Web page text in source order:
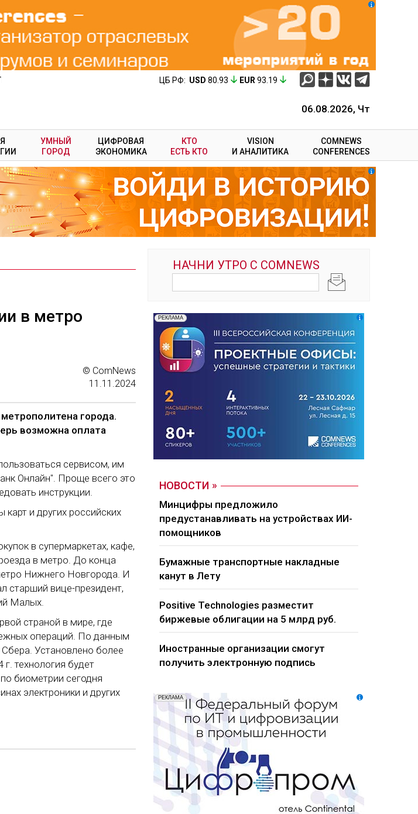
ЦБ РФ: USD 80.93 EUR 93.19
06.08.2026, Чт
УМНЫЙ
ГОРОД
ЦИФРОВАЯ
ЭКОНОМИКА
КТО
ЕСТЬ КТО
VISION
И АНАЛИТИКА
COMNEWS
CONFERENCES
в метро
© ComNews
11.11.2024
города.
возможна оплата
сервисом, им
Онлайн". Проще всего это
инструкции.
и других российских
в супермаркетах, кафе,
в метро. До конца
Нижнего Новгорода. И
старший вице-президент,
Малых.
страной в мире, где
операций. По данным
Установлено более
технология будет
биометрии сегодня
электроники и других
НОВОСТИ
Минцифры предложило
предустанавливать на устройствах ИИ-
помощников
Бумажные транспортные накладные
канут в Лету
Positive Technologies разместит
биржевые облигации на 5 млрд руб.
Иностранные организации смогут
получить электронную подпись